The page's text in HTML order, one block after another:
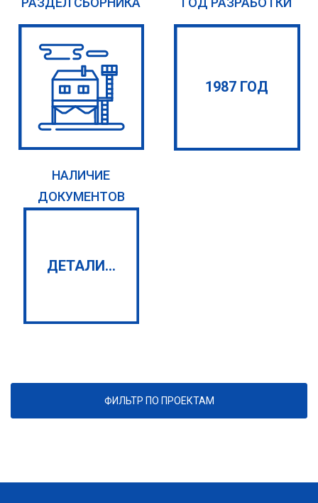
1987 ГОД
НАЛИЧИЕ
ДОКУМЕНТОВ
ДЕТАЛИ...
ФИЛЬТР ПО ПРОЕКТАМ